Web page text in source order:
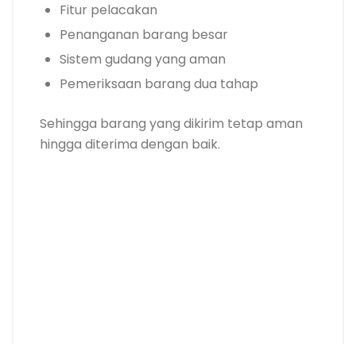
Fitur pelacakan
Penanganan barang besar
Sistem gudang yang aman
Pemeriksaan barang dua tahap
Sehingga barang yang dikirim tetap aman
hingga diterima dengan baik.